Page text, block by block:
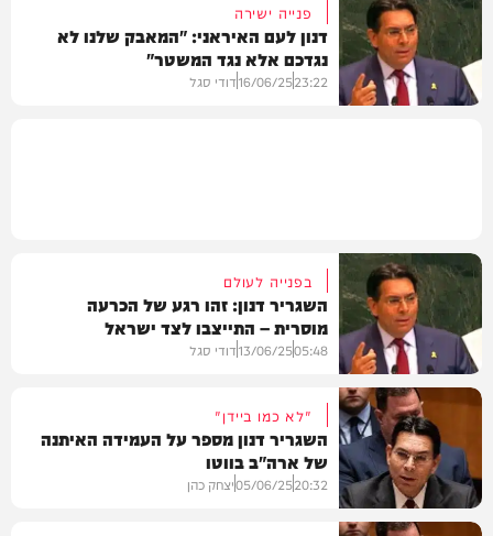
חדשות
פנייה ישירה
דנון לעם האיראני: "המאבק שלנו לא
נגדכם אלא נגד המשטר"
23:22
16/06/25דודי סגל
מדיני
בפנייה לעולם
השגריר דנון: זהו רגע של הכרעה
מוסרית – התייצבו לצד ישראל
05:48
13/06/25דודי סגל
"לא כמו ביידן"
השגריר דנון מספר על העמידה האיתנה
של ארה"ב בווטו
20:32
05/06/25יצחק כהן